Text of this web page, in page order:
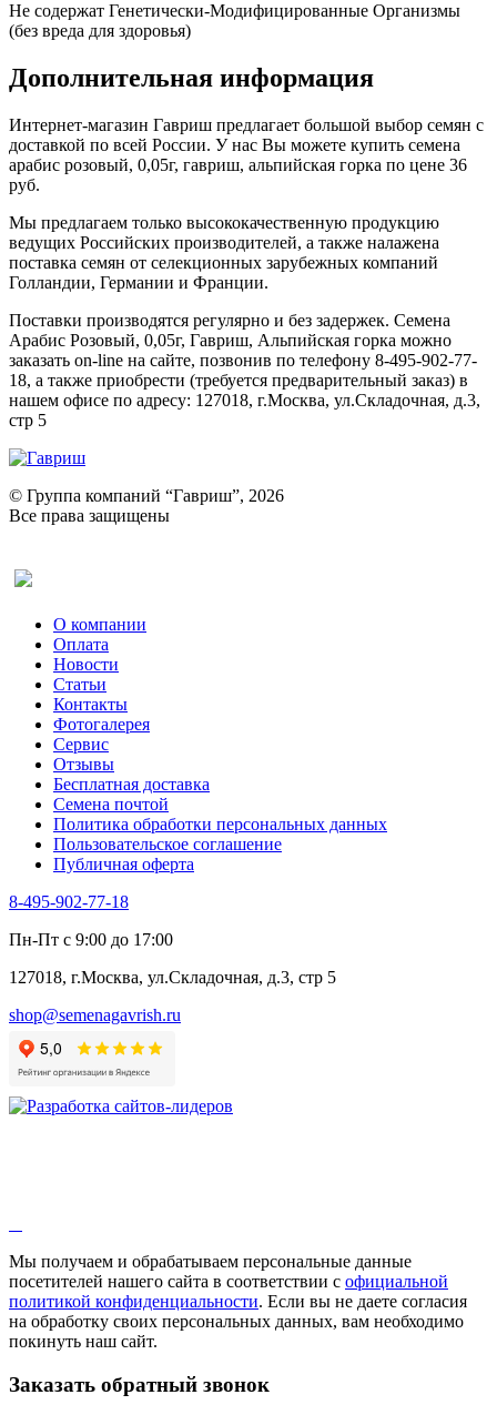
Не содержат Генетически-Модифицированные Организмы
(без вреда для здоровья)
Дополнительная информация
Интернет-магазин Гавриш предлагает большой выбор семян с
доставкой по всей России. У нас Вы можете купить семена
арабис розовый, 0,05г, гавриш, альпийская горка по цене 36
руб.
Мы предлагаем только высококачественную продукцию
ведущих Российских производителей, а также налажена
поставка семян от селекционных зарубежных компаний
Голландии, Германии и Франции.
Поставки производятся регулярно и без задержек. Семена
Арабис Розовый, 0,05г, Гавриш, Альпийская горка можно
заказать on-line на сайте, позвонив по телефону 8-495-902-77-
18, а также приобрести (требуется предварительный заказ) в
нашем офисе по адресу: 127018, г.Москва, ул.Складочная, д.3,
стр 5
© Группа компаний “Гавриш”, 2026
Все права защищены
О компании
Оплата
Новости
Статьи
Контакты
Фотогалерея​
Сервис
Отзывы
Бесплатная доставка
Семена почтой
Политика обработки персональных данных
Пользовательское соглашение
Публичная оферта
8-495-902-77-18
Пн-Пт с 9:00 до 17:00
127018, г.Москва, ул.Складочная, д.3, стр 5
shop@semenagavrish.ru
Мы получаем и обрабатываем персональные данные
посетителей нашего сайта в соответствии с официальной
политикой конфиденциальности. Если вы не даете согласия
на обработку своих персональных данных, вам необходимо
покинуть наш сайт.
Заказать обратный звонок